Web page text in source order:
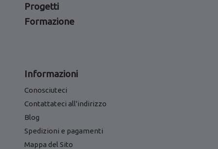
Progetti
Formazione
Informazioni
Conosciuteci
Contattateci all'indirizzo
Blog
Spedizioni e pagamenti
Mappa del Sito